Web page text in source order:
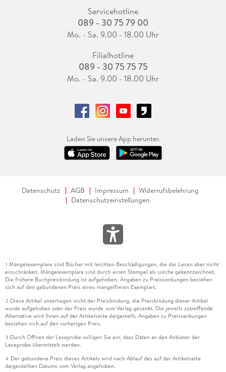
Servicehotline
089 - 30 75 79 00
Mo. - Sa. 9.00 - 18.00 Uhr
Filialhotline
089 - 30 75 75 75
Mo. - Sa. 9.00 - 18.00 Uhr
Laden Sie unsere App herunter.
Datenschutz AGB Impressum
Widerrufsbelehrung
Datenschutzeinstellungen
1 Mängelexemplare sind Bücher mit leichten Beschädigungen, die das Lesen aber nicht
einschränken. Mängelexemplare sind durch einen Stempel als solche gekennzeichnet.
Die frühere Buchpreisbindung ist aufgehoben. Angaben zu Preissenkungen beziehen
sich auf den gebundenen Preis eines mangelfreien Exemplars.
2 Diese Artikel unterliegen nicht der Preisbindung, die Preisbindung dieser Artikel
wurde aufgehoben oder der Preis wurde vom Verlag gesenkt. Die jeweils zutreffende
Alternative wird Ihnen auf der Artikelseite dargestellt. Angaben zu Preissenkungen
beziehen sich auf den vorherigen Preis.
3 Durch Öffnen der Leseprobe willigen Sie ein, dass Daten an den Anbieter der
Leseprobe übermittelt werden.
4 Der gebundene Preis dieses Artikels wird nach Ablauf des auf der Artikelseite
dargestellten Datums vom Verlag angehoben.